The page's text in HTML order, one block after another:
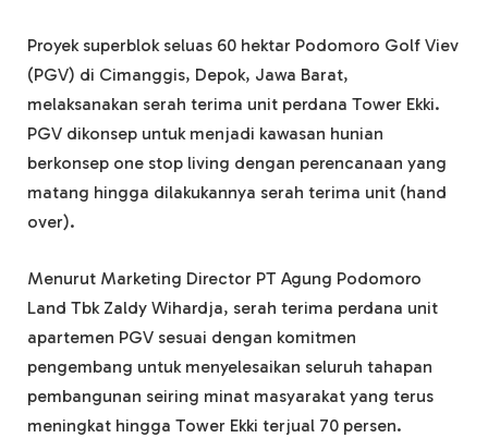
Proyek superblok seluas 60 hektar Podomoro Golf Viev
(PGV) di Cimanggis, Depok, Jawa Barat,
melaksanakan serah terima unit perdana Tower Ekki.
PGV dikonsep untuk menjadi kawasan hunian
berkonsep one stop living dengan perencanaan yang
matang hingga dilakukannya serah terima unit (hand
over).
Menurut Marketing Director PT Agung Podomoro
Land Tbk Zaldy Wihardja, serah terima perdana unit
apartemen PGV sesuai dengan komitmen
pengembang untuk menyelesaikan seluruh tahapan
pembangunan seiring minat masyarakat yang terus
meningkat hingga Tower Ekki terjual 70 persen.